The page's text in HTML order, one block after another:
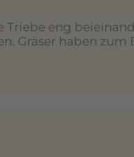
Triebe eng
Gräser haben zum